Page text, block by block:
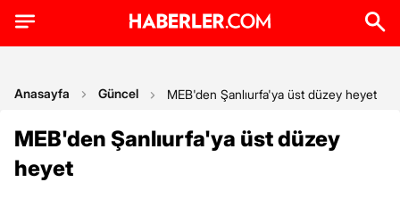
Anasayfa Güncel MEB'den Şanlıurfa'ya üst düzey heyet
MEB'den Şanlıurfa'ya üst düzey
heyet